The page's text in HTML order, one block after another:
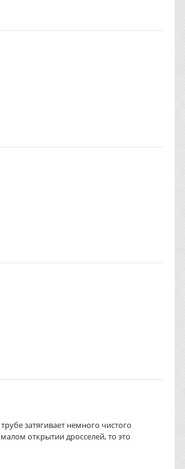
затягивает немного чистого
открытии дросселей, то это